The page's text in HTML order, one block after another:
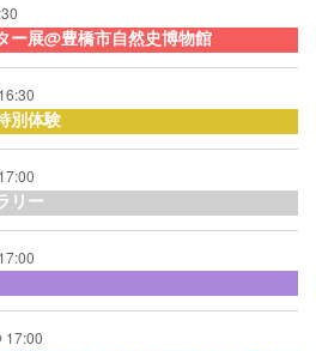
展@豊橋市自然史博物館
別体験
リー
17:00